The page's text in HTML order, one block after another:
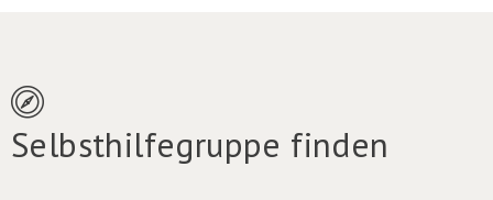
Selbsthilfegruppe finden